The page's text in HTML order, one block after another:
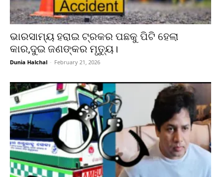
ଭାରସାମ୍ୟ ହରାଇ ଟ୍ରକର ପଛକୁ ପିଟି ହେଲା
କାର,ଦୁଇ ଜଣଙ୍କର ମୃତ୍ୟୁ।
Dunia Halchal - February 21, 2026